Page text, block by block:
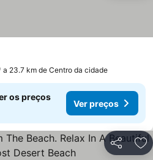
a 23.7 km de Centro da cidade
os preços
Ver preços
Partilhar